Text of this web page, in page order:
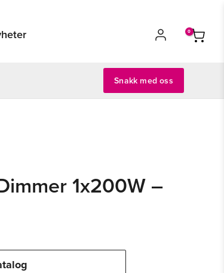
Snakk med oss
1x200W –